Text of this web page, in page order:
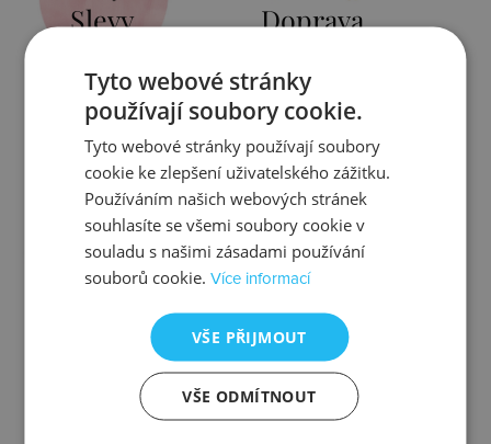
Slevy
Zjistit více
Doprava
Zjistit více
Kontrola
Zjistit více
Výměna
Zjistit více
Tyto webové stránky
používají soubory cookie.
Tyto webové stránky používají soubory
cookie ke zlepšení uživatelského zážitku.
Používáním našich webových stránek
souhlasíte se všemi soubory cookie v
souladu s našimi zásadami používání
souborů cookie.Více informací
VŠE PŘIJMOUT
VŠE ODMÍTNOUT